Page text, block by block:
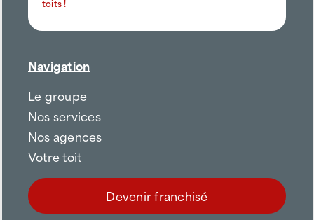
Navigation
Le groupe
Nos services
Nos agences
Votre toit
Devenir franchisé